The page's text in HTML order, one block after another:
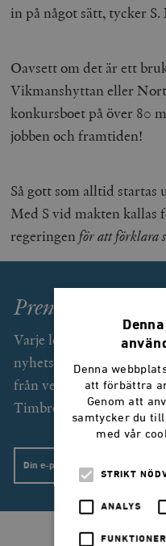
in på något sätt, tycker S.
Oavsett om det är ett
Vikmanshyttan eller
konkursboet på över 80
jobben och framtiden!
Så gott som alltid startas
Med S vid makten kallas
regeringen för att förklara
Prenumerera på
Varje lördag får du som
nyhetsbrev med
från veckan som gått.
Timbro förlags
Email
Denna
att förbättra
Genom att
samtycker du
med vår
STRIKT
ANALYS
FUNKTIONER